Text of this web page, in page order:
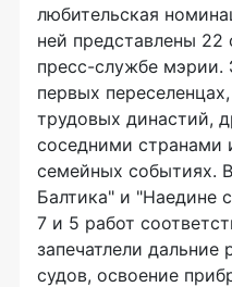
любительская
ней представлены
пресс-службе мэрии.
первых
трудовых династий,
соседними странами
семейных событиях.
Балтика" и "Наедине
7 и 5 работ
запечатлели
судов, освоение